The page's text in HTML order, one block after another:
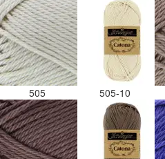
505 505-10